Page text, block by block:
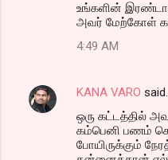
உங்களின்
அவர் மேற்கோள்
4:49 AM
KANA VARO
ஒரு கட்டத்தில்
கம்பெனி பணம்
போயிருக்கும்